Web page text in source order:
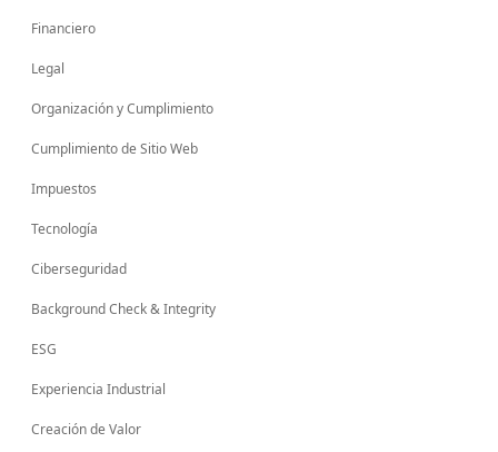
Financiero
Legal
Organización y Cumplimiento
Cumplimiento de Sitio Web
Impuestos
Tecnología
Ciberseguridad
Background Check & Integrity
ESG
Experiencia Industrial
Creación de Valor